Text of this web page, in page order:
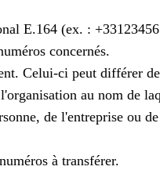
E.164 (ex. :
concernés.
Celui-ci peut différer
au nom de
de l'entreprise ou
à transférer.